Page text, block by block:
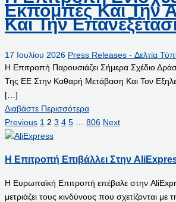
Εκπομπές Και Την
Και Την
17 Ιουλίου 2026 Press Releases - Δελτία
Η Επιτροπή Παρουσιάζει Σήμερα Σχέδιο
Της ΕΕ Στην Καθαρή Μετάβαση Και Τον
[…]
Διαβάστε Περισσότερα
Previous 1 2 3 4 5 806 Next
Η Επιτροπή Επιβάλλει Στην
Η Ευρωπαϊκή Επιτροπή επέβαλε στην
μετριάζει τους κινδύνους που